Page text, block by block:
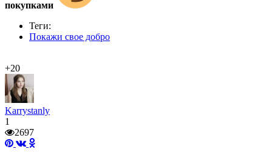
покупками
Теги:
Покажи свое добро
+20
Karrystanly
1
2697